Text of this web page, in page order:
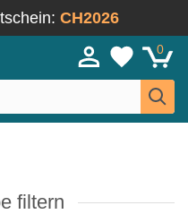
CH2026
0
filtern